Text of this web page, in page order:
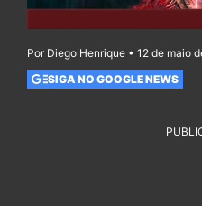
Por Diego Henrique • 12 de maio
SIGA NO GOOGLE NEWS